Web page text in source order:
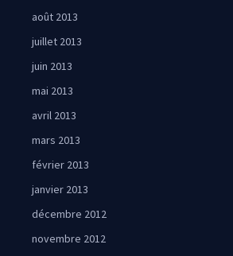
août 2013
juillet 2013
juin 2013
mai 2013
avril 2013
mars 2013
février 2013
janvier 2013
décembre 2012
novembre 2012